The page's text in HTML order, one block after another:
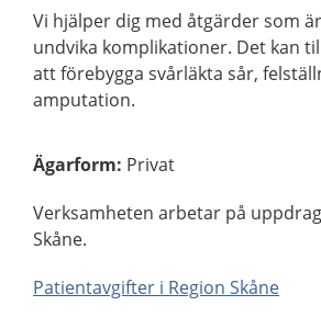
Vi hjälper dig med åtgärder som
undvika komplikationer. Det kan
att förebygga svårläkta sår,
amputation.
Ägarform: Privat
Verksamheten arbetar på
Skåne.
Patientavgifter i Region Skåne